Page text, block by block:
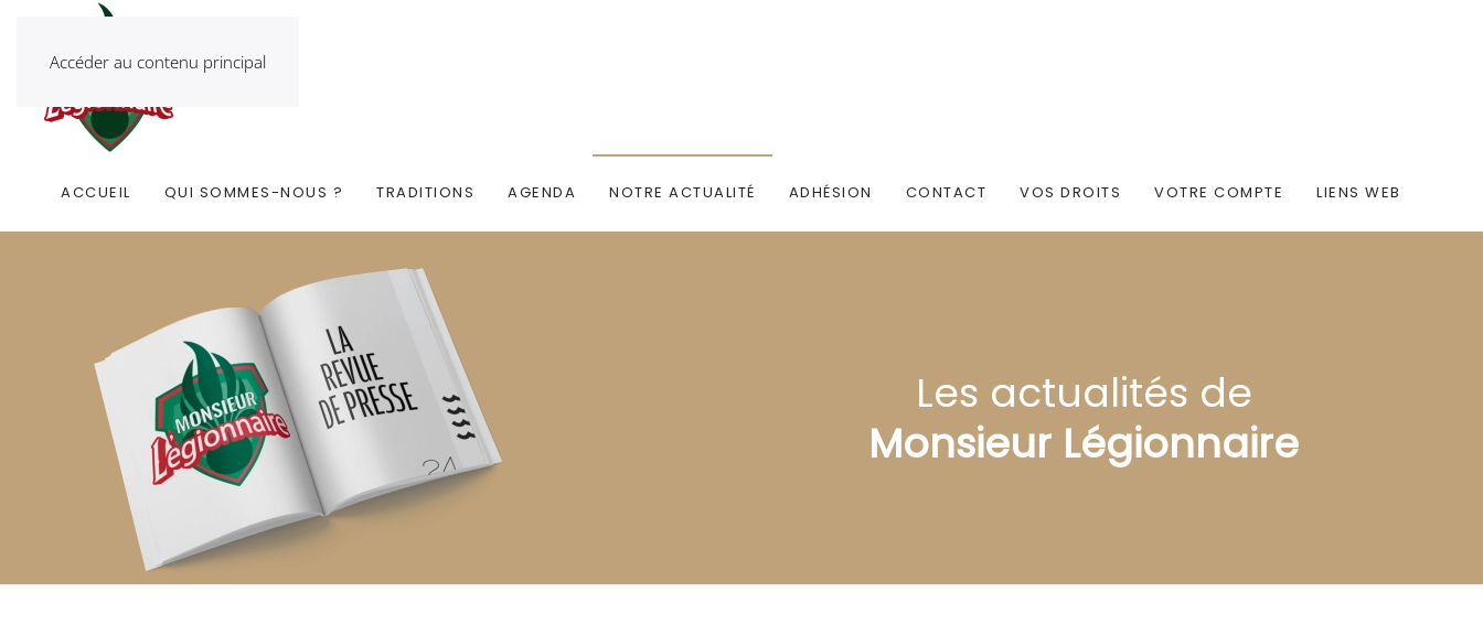
Accéder au contenu principal
ACCUEIL QUI SOMMES-NOUS ? TRADITIONS AGENDA NOTRE ACTUALITÉ ADHÉSION CONTACT VOS DROITS VOTRE COMPTE LIENS WEB
Les actualités de
Monsieur Légionnaire